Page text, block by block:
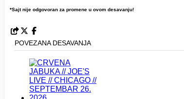
*Sajt nije odgovoran za promene u ovom desavanju!
POVEZANA DESAVANJA